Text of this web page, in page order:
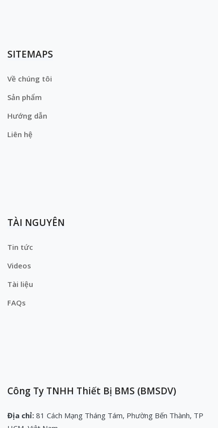
SITEMAPS
Về chúng tôi
Sản phẩm
Hướng dẫn
Liên hệ
TÀI NGUYÊN
Tin tức
Videos
Tài liệu
FAQs
Công Ty TNHH Thiết Bị BMS (BMSDV)
Địa chỉ: 81 Cách Mạng Tháng Tám, Phường Bến Thành, TP